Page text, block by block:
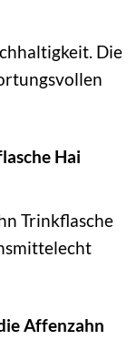
Die
Hai
Trinkflasche
Affenzahn